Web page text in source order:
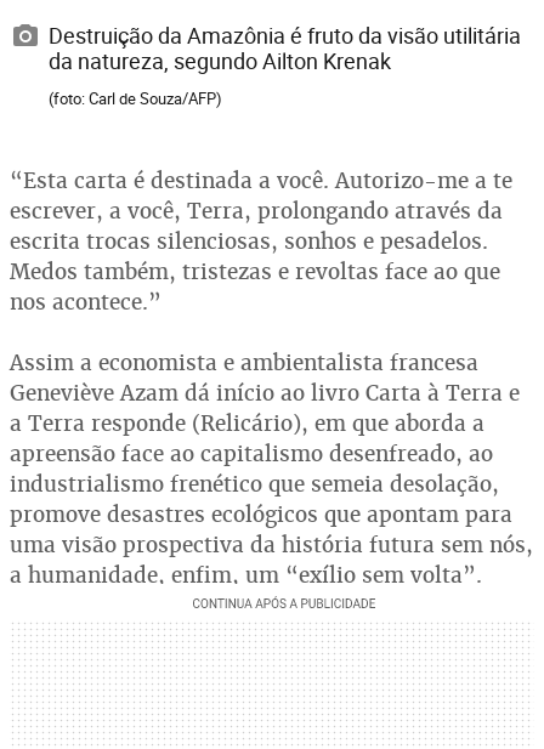
Destruição da Amazônia é fruto da visão utilitária
da natureza, segundo Ailton Krenak
(foto: Carl de Souza/AFP)
“Esta carta é destinada a você. Autorizo-me a te
escrever, a você, Terra, prolongando através da
escrita trocas silenciosas, sonhos e pesadelos.
Medos também, tristezas e revoltas face ao que
nos acontece.”
Assim a economista e ambientalista francesa
Geneviève Azam dá início ao livro Carta à Terra e
a Terra responde (Relicário), em que aborda a
apreensão face ao capitalismo desenfreado, ao
industrialismo frenético que semeia desolação,
promove desastres ecológicos que apontam para
uma visão prospectiva da história futura sem nós,
a humanidade, enfim, um “exílio sem volta”.